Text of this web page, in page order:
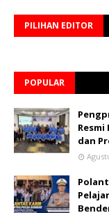
PILIHAN EDITOR
POPULAR
dan